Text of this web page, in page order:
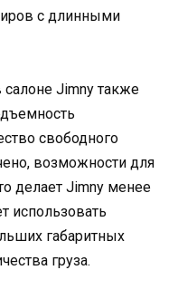
с длинными
салоне Jimny также
свободного
возможности для
делает Jimny менее
использовать
габаритных
груза.